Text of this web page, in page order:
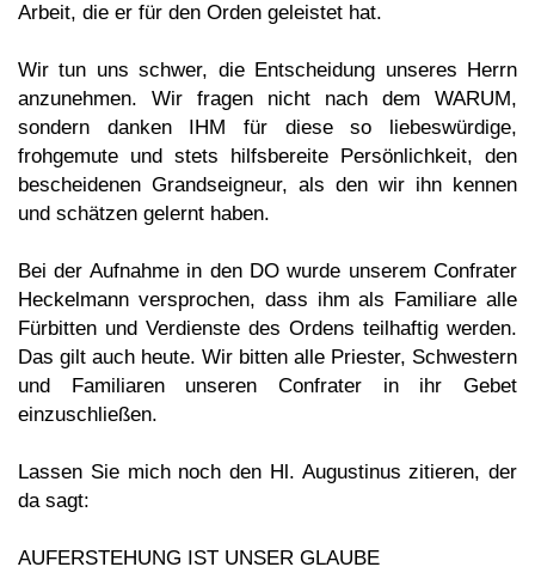
Arbeit, die er für den Orden geleistet hat.
Wir tun uns schwer, die Entscheidung unseres Herrn
anzunehmen. Wir fragen nicht nach dem WARUM,
sondern danken IHM für diese so liebeswürdige,
frohgemute und stets hilfsbereite Persönlichkeit, den
bescheidenen Grandseigneur, als den wir ihn kennen
und schätzen gelernt haben.
Bei der Aufnahme in den DO wurde unserem Confrater
Heckelmann versprochen, dass ihm als Familiare alle
Fürbitten und Verdienste des Ordens teilhaftig werden.
Das gilt auch heute. Wir bitten alle Priester, Schwestern
und Familiaren unseren Confrater in ihr Gebet
einzuschließen.
Lassen Sie mich noch den Hl. Augustinus zitieren, der
da sagt:
AUFERSTEHUNG IST UNSER GLAUBE